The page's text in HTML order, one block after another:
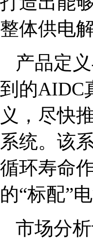
整体供电
产品定
到的AIDC
义，尽快
系统。该
循环寿命
的“标配”
市场分